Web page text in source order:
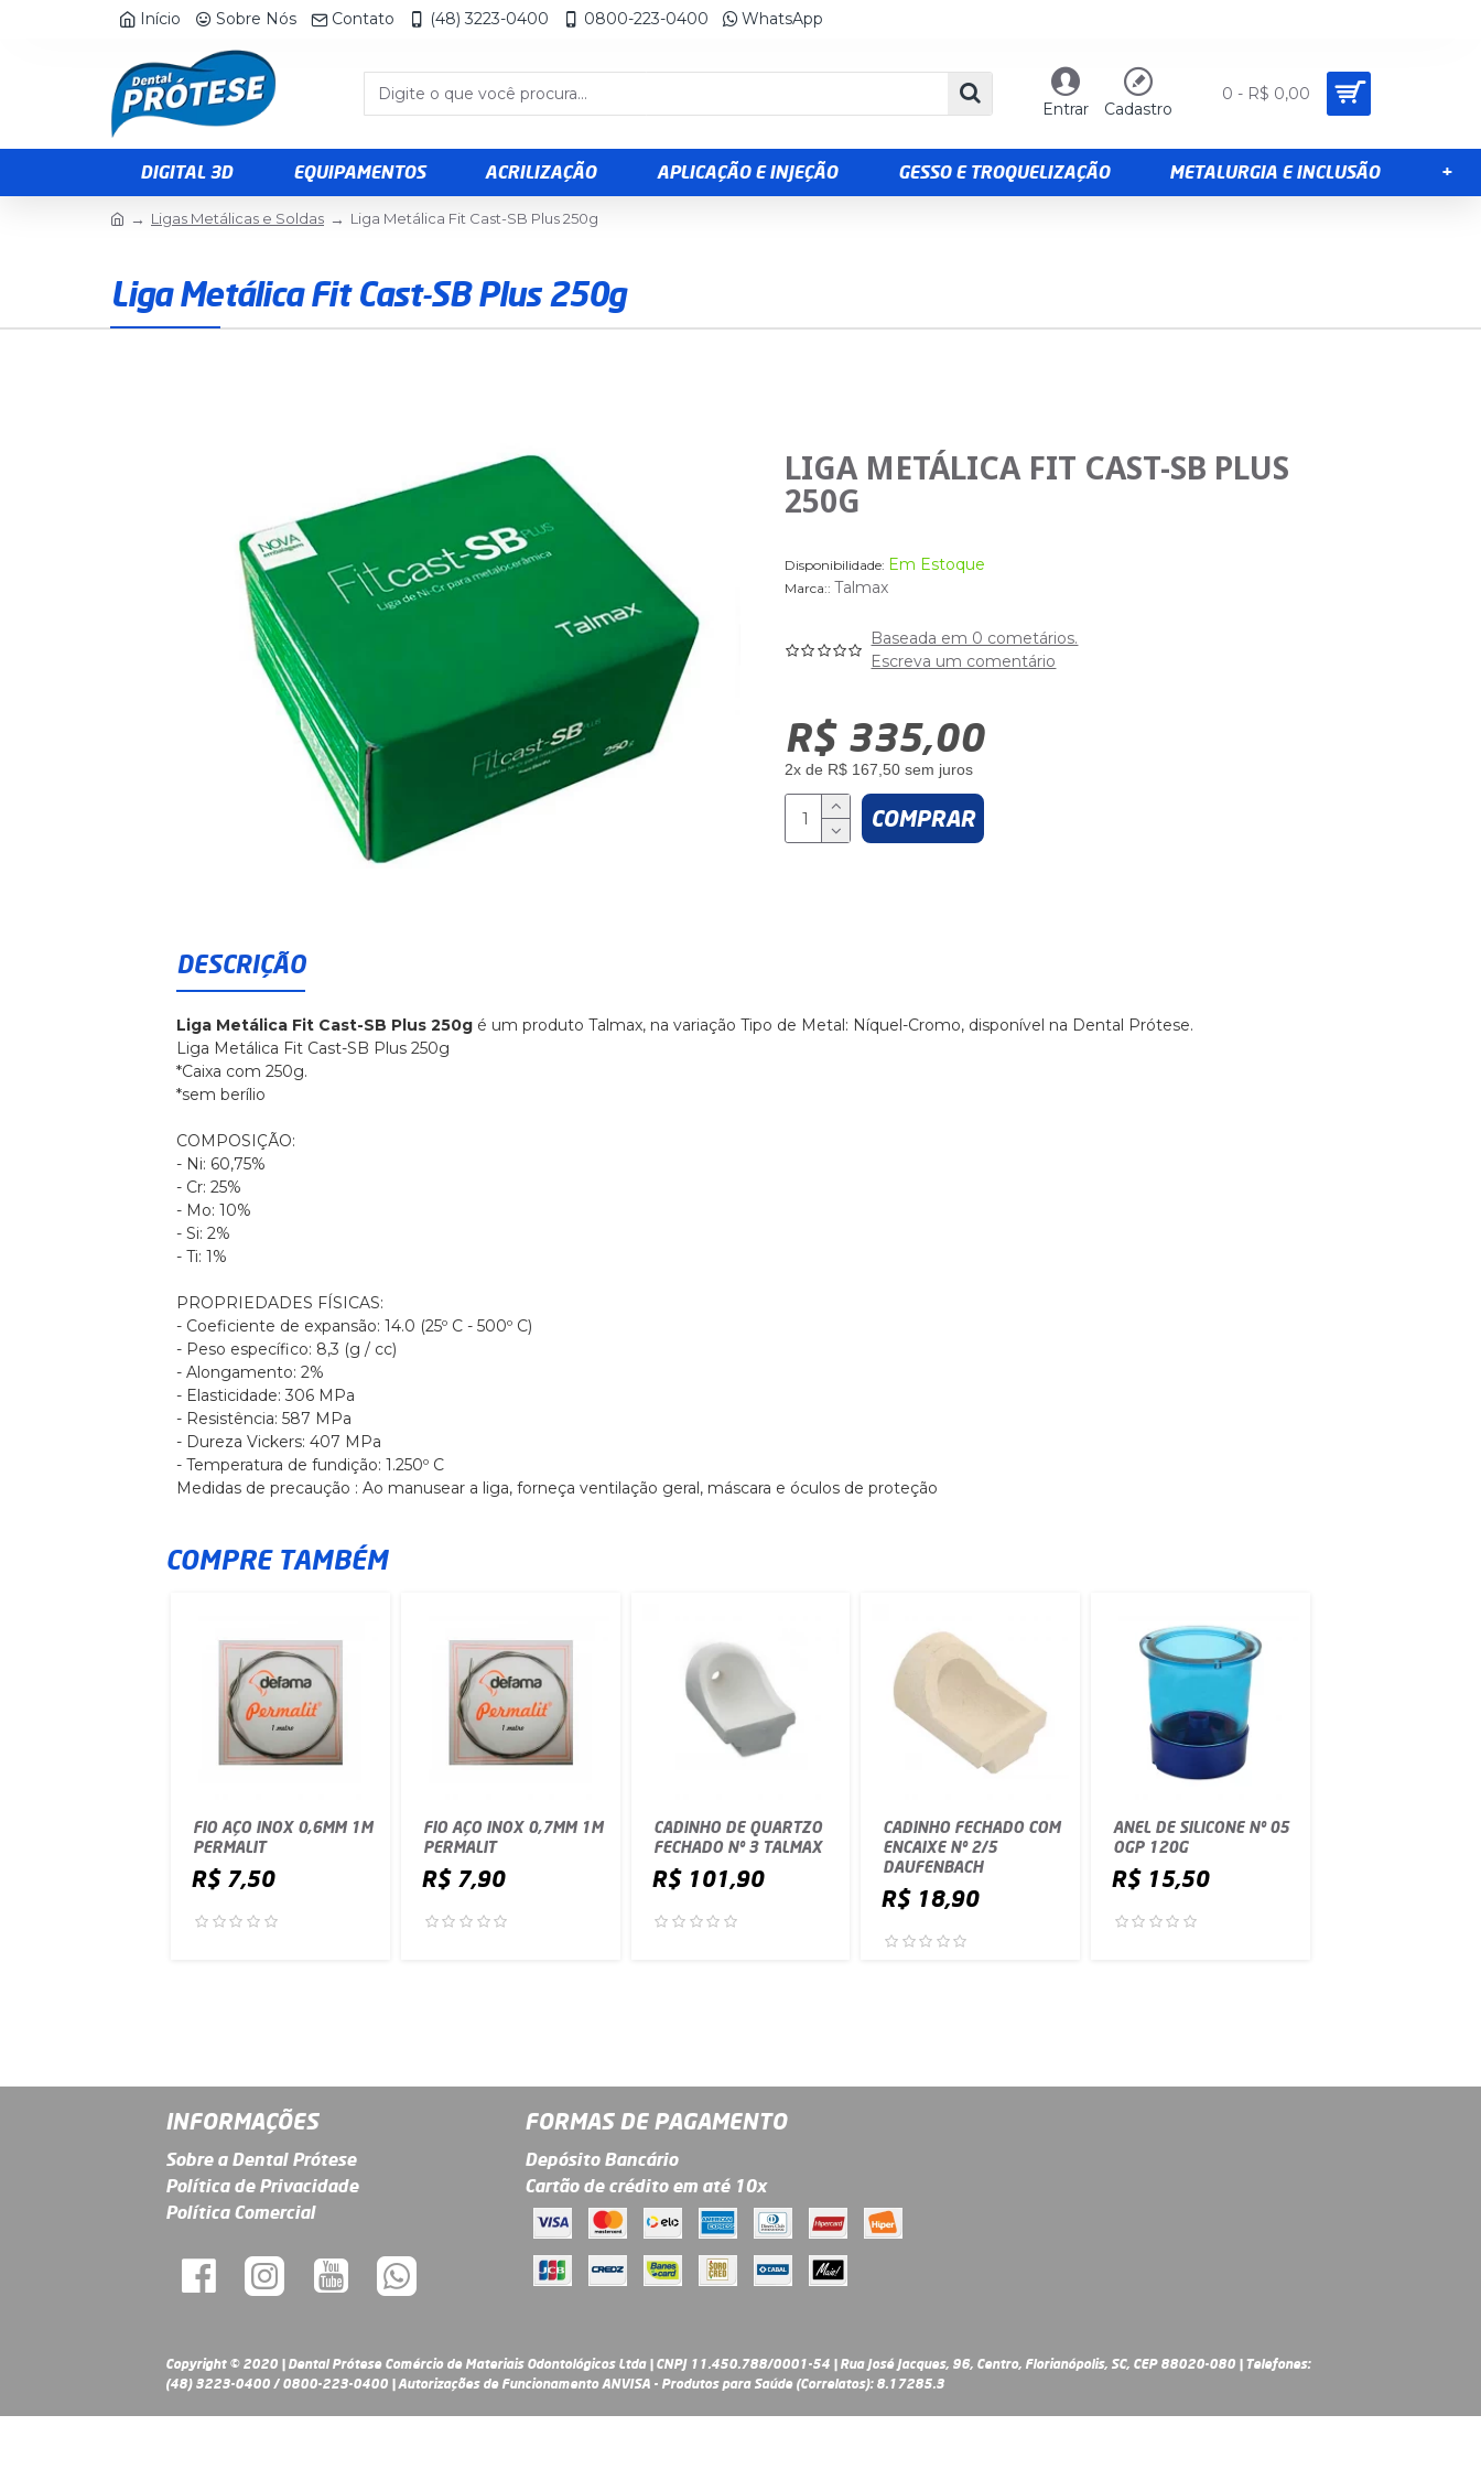
Início Sobre Nós Contato (48) 3223-0400 0800-223-0400 WhatsApp
Entrar Cadastro
0 - R$ 0,00
DIGITAL 3D EQUIPAMENTOS ACRILIZAÇÃO APLICAÇÃO E INJEÇÃO GESSO E TROQUELIZAÇÃO METALURGIA E INCLUSÃO +
Ligas Metálicas e Soldas Liga Metálica Fit Cast-SB Plus 250g
Liga Metálica Fit Cast-SB Plus 250g
LIGA METÁLICA FIT CAST-SB PLUS
250G
Disponibilidade: Em Estoque
Marca:: Talmax
Baseada em 0 cometários.
Escreva um comentário
R$ 335,00
2x de R$ 167,50 sem juros
COMPRAR
DESCRIÇÃO
Liga Metálica Fit Cast-SB Plus 250g é um produto Talmax, na variação Tipo de Metal: Níquel-Cromo, disponível na Dental Prótese.
Liga Metálica Fit Cast-SB Plus 250g
*Caixa com 250g.
*sem berílio
COMPOSIÇÃO:
- Ni: 60,75%
- Cr: 25%
- Mo: 10%
- Si: 2%
- Ti: 1%
PROPRIEDADES FÍSICAS:
- Coeficiente de expansão: 14.0 (25º C - 500º C)
- Peso específico: 8,3 (g / cc)
- Alongamento: 2%
- Elasticidade: 306 MPa
- Resistência: 587 MPa
- Dureza Vickers: 407 MPa
- Temperatura de fundição: 1.250º C
Medidas de precaução : Ao manusear a liga, forneça ventilação geral, máscara e óculos de proteção
COMPRE TAMBÉM
FIO AÇO INOX 0,6MM 1M
PERMALIT
R$ 7,50
FIO AÇO INOX 0,7MM 1M
PERMALIT
R$ 7,90
CADINHO DE QUARTZO
FECHADO Nº 3 TALMAX
R$ 101,90
CADINHO FECHADO COM
ENCAIXE Nº 2/5
DAUFENBACH
R$ 18,90
ANEL DE SILICONE Nº 05
OGP 120G
R$ 15,50
INFORMAÇÕES
Sobre a Dental Prótese
Política de Privacidade
Política Comercial
FORMAS DE PAGAMENTO
Depósito Bancário
Cartão de crédito em até 10x
Copyright © 2020 | Dental Prótese Comércio de Materiais Odontológicos Ltda | CNPJ 11.450.788/0001-54 | Rua José Jacques, 96, Centro, Florianópolis, SC, CEP 88020-080 | Telefones:
(48) 3223-0400 / 0800-223-0400 | Autorizações de Funcionamento ANVISA - Produtos para Saúde (Correlatos): 8.17285.3